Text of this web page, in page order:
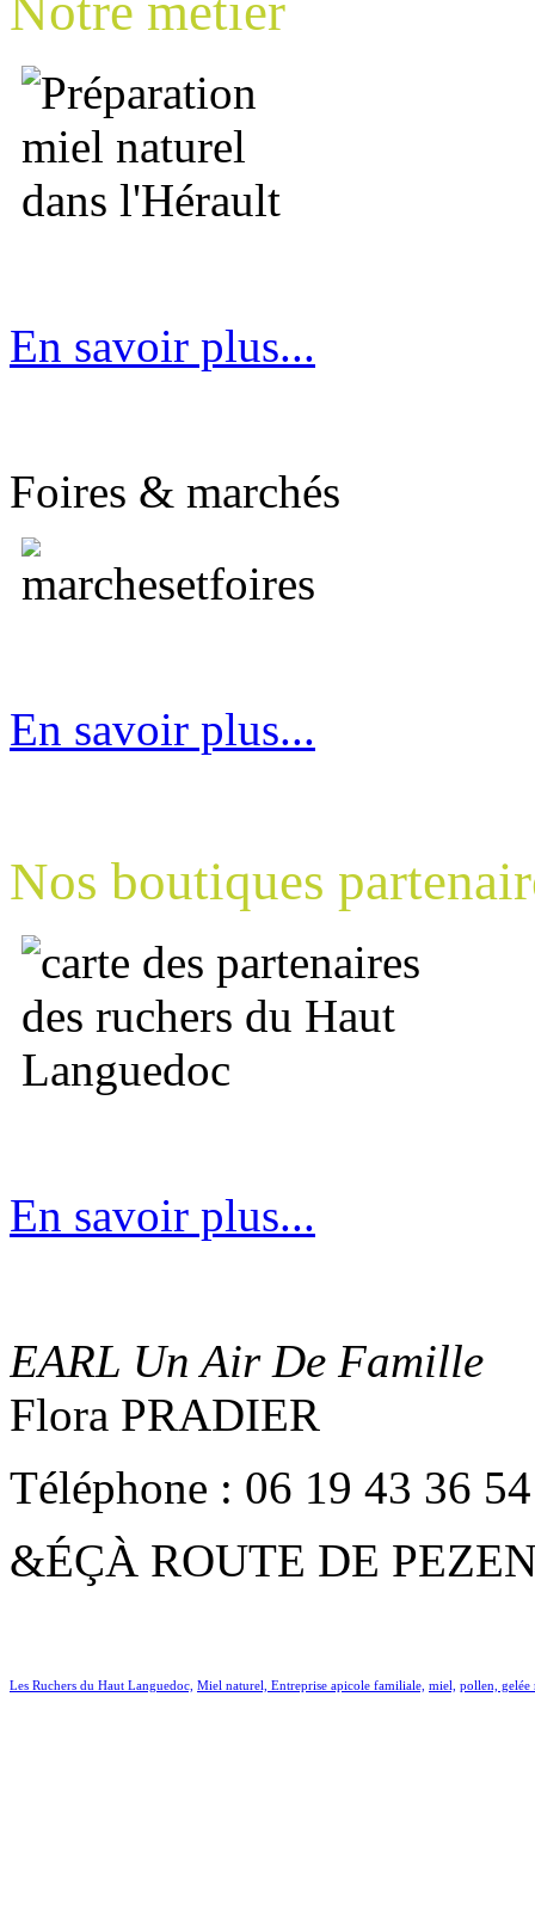
En savoir plus...
Foires & marchés
En savoir plus...
Nos boutiques
En savoir plus...
EARL Un Air De Famille
Flora PRADIER
Téléphone : 06 19 43 36 54
&ÉÇÀ ROUTE DE
Les Ruchers du Haut Languedoc, Miel naturel, Entreprise apicole familiale, miel, pollen, gelée